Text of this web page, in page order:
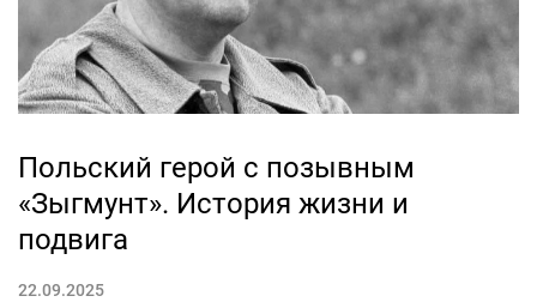
Польский герой с позывным
«Зыгмунт». История жизни и
подвига
22.09.2025